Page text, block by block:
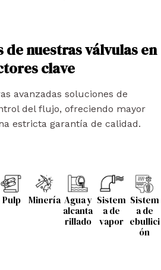
de nuestras válvulas en
clave
avanzadas soluciones de
del flujo, ofreciendo mayor
estricta garantía de calidad.
Pulp Minería Agua y
alcanta
rillado
Sistem
a de
vapor
Sistem
a de
ebullici
ón